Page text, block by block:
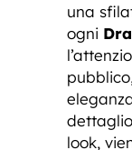
una
ogni
look,